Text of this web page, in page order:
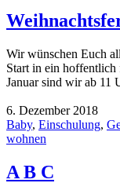
Wir wünschen Euch
Start in ein hoffentlich
Januar sind wir ab
6. Dezember 2018
Baby, Einschulung,
wohnen
A B C